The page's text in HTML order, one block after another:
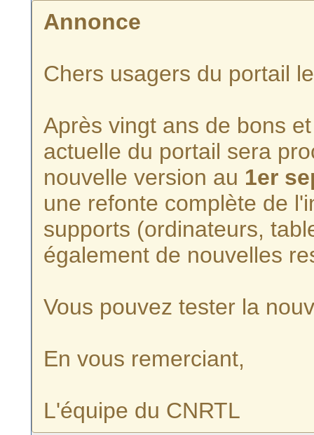
Annonce
Chers usagers du portail
Après vingt ans de bons
actuelle du portail sera
nouvelle version au 1er
une refonte complète de
supports (ordinateurs,
également de nouvelles
Vous pouvez tester la
En vous remerciant,
L'équipe du CNRTL